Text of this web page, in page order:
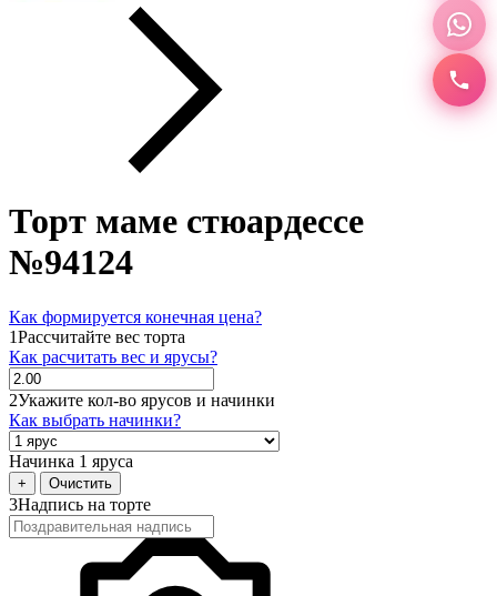
Торт маме стюардессе
№94124
Как формируется конечная цена?
1Рассчитайте вес торта
Как расчитать вес и ярусы?
2Укажите кол-во ярусов и начинки
Как выбрать начинки?
Начинка 1 яруса
+ Очистить
3Надпись на торте